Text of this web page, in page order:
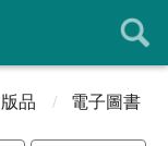
品 電子圖書